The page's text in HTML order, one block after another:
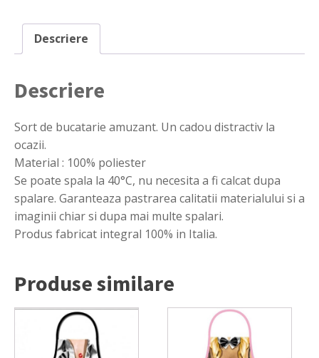
Police
Descriere
Descriere
Sort de bucatarie amuzant. Un cadou distractiv la
ocazii.
Material : 100% poliester
Se poate spala la 40°C, nu necesita a fi calcat dupa
spalare. Garanteaza pastrarea calitatii materialului si a
imaginii chiar si dupa mai multe spalari.
Produs fabricat integral 100% in Italia.
Produse similare